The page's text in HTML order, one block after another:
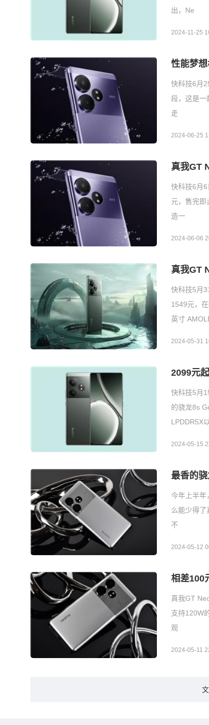
出，Ne
2024-11-25
性能梦
快科技6月
段，这是一
走
2024-06-25
真我GT
快科技6月
元，售完即
造一
2024-06-06
真我GT
快科技5月
1549元，
英寸
2024-05-31
2099元
快科技5月
的骁龙8s
LPDDR5X
2024-05-15
最香的
今年上半年
么能少得
不
2024-05-12
相差100
真我GT
支持120W
观
2024-05-11